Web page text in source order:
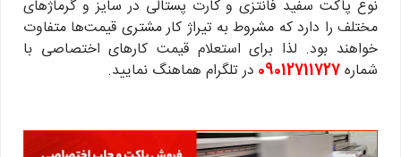
نوع پاکت سفید فانتزی و کارت پستالی در سایز و گرماژهای
مختلف را دارد که مشروط به تیراژ کار مشتری قیمت‌ها متفاوت
خواهند بود. لذا برای استعلام قیمت کارهای اختصاصی با
شماره09012711727 در تلگرام هماهنگ نمایید.